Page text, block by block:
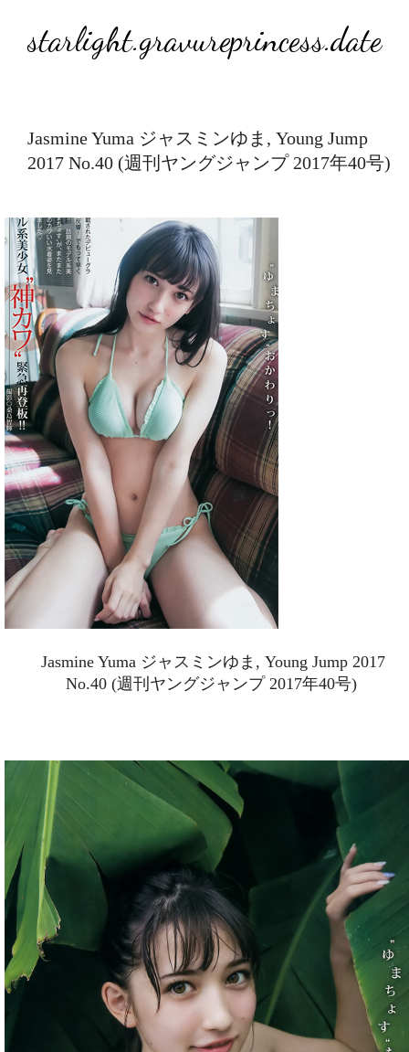
starlight.gravureprincess.date
Jasmine Yuma ジャスミンゆま, Young Jump
2017 No.40 (週刊ヤングジャンプ 2017年40号)
Jasmine Yuma ジャスミンゆま, Young Jump 2017
No.40 (週刊ヤングジャンプ 2017年40号)